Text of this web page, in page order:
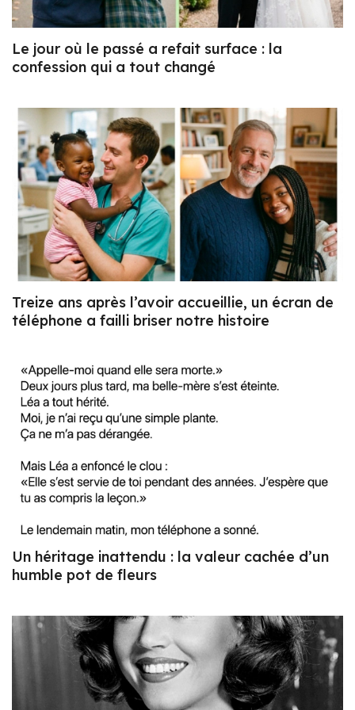
Le jour où le passé a refait surface : la
confession qui a tout changé
Treize ans après l’avoir accueillie, un écran de
téléphone a failli briser notre histoire
Un héritage inattendu : la valeur cachée d’un
humble pot de fleurs